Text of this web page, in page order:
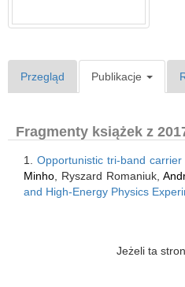
Przegląd Publikacje
Fragmenty książek z
1. Opportunistic tri-band
Minho , Ryszard Romaniuk,
and High-Energy Physics
Jeżeli ta